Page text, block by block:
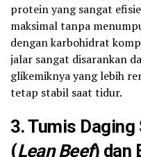
protein yang sangat
maksimal tanpa
dengan karbohidrat
jalar sangat disarankan
glikemiknya yang lebih
tetap stabil saat tidur.
3. Tumis Daging
(Lean Beef) dan